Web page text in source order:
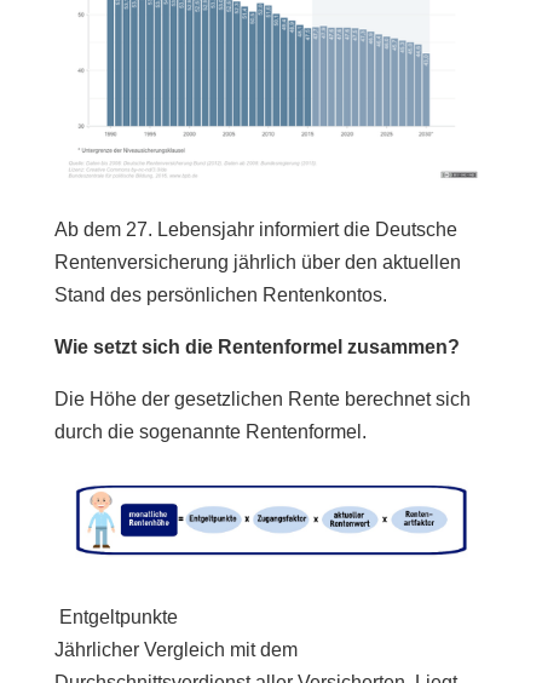
Ab dem 27. Lebensjahr informiert die Deutsche
Rentenversicherung jährlich über den aktuellen
Stand des persönlichen Rentenkontos.
Wie setzt sich die Rentenformel zusammen?
Die Höhe der gesetzlichen Rente berechnet sich
durch die sogenannte Rentenformel.
Entgeltpunkte
Jährlicher Vergleich mit dem